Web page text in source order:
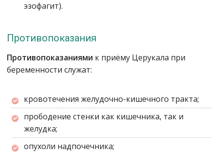
эзофагит).
Противопоказания
Противопоказаниями к приёму Церукала при
беременности служат:
кровотечения желудочно-кишечного тракта;
прободение стенки как кишечника, так и
желудка;
опухоли надпочечника;